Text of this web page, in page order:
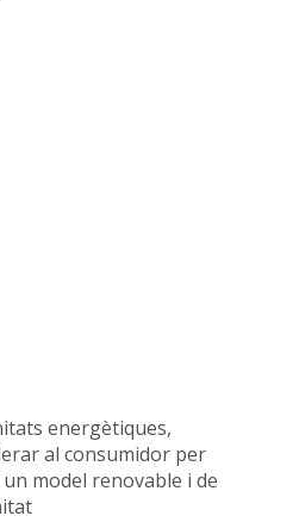
energètiques,
al consumidor per
model renovable i de